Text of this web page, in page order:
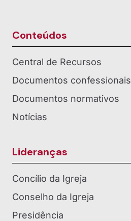
Conteúdos
Central de Recursos
Documentos confessionais
Documentos normativos
Notícias
Lideranças
Concílio da Igreja
Conselho da Igreja
Presidência